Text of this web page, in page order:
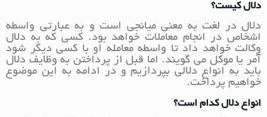
دلال کیست؟
دلال در لغت به معنی میانجی است و به عبارتی واسطه
اشخاص در انجام معاملات خواهد بود. کسی که به دلال
وکالت خواهد داد تا واسطه معامله او با کسی دیگر شود
آمر یا موکل می گویند. اما قبل از پرداختن به وظایف دلال
باید به انواع دلالی بپردازیم و در ادامه به این موضوع
خواهیم پرداخت.
انواع دلال کدام است؟